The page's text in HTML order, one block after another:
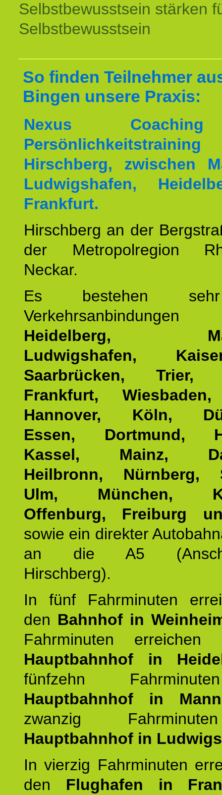
Selbstbewusstsein stärken
Selbstbewusstsein
So finden Teilnehmer
Bingen unsere Praxis:
Nexus
Hirschberg, zwischen
Ludwigshafen,
Frankfurt.
Hirschberg an der
der Metropolregion
Neckar.
Es bestehen
Heidelberg,
Ludwigshafen,
Saarbrücken, Trier,
Frankfurt,
Hannover, Köln,
Essen, Dortmund,
Kassel, Mainz,
Heilbronn, Nürnberg,
Ulm, München,
Offenburg, Freiburg
sowie ein direkter
an die A5
Hirschberg).
In fünf Fahrminuten
den Bahnhof in
Fahrminuten
Hauptbahnhof in
fünfzehn
Hauptbahnhof in
zwanzig
Hauptbahnhof in
In vierzig Fahrminuten
den Flughafen in